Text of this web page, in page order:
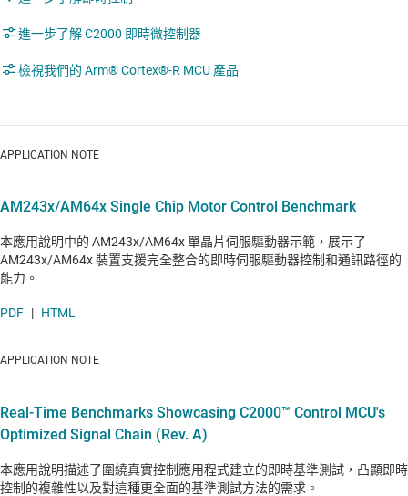
進一步了解 C2000 即時微控制器
檢視我們的 Arm® Cortex®-R MCU 產品
APPLICATION NOTE
AM243x/AM64x Single Chip Motor Control Benchmark
本應用說明中的 AM243x/AM64x 單晶片伺服驅動器示範，展示了
AM243x/AM64x 裝置支援完全整合的即時伺服驅動器控制和通訊路徑的
能力。
PDF | HTML
APPLICATION NOTE
Real-Time Benchmarks Showcasing C2000™ Control MCU's
Optimized Signal Chain (Rev. A)
本應用說明描述了圍繞真實控制應用程式建立的即時基準測試，凸顯即時
控制的複雜性以及對這種更全面的基準測試方法的需求。